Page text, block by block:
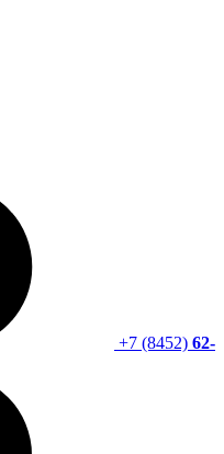
+7 (8452) 62-